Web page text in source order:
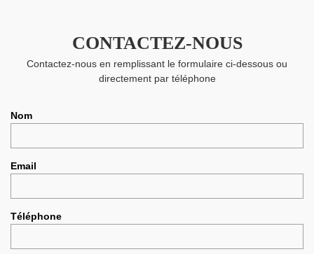
CONTACTEZ-NOUS
Contactez-nous en remplissant le formulaire ci-dessous ou
directement par téléphone
Nom
Email
Téléphone